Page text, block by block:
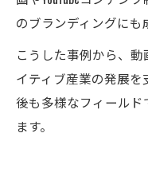
のブランディングにも
こうした事例から、
イティブ産業の発展
後も多様なフィール
ます。